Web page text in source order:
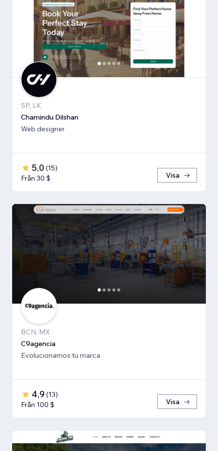
SP, LK
Chamindu Dilshan
Web designer
5,0 (15)
Från 30 $
Visa
BCN, MX
C9agencia
Evolucionamos tu marca
4,9 (13)
Från 100 $
Visa